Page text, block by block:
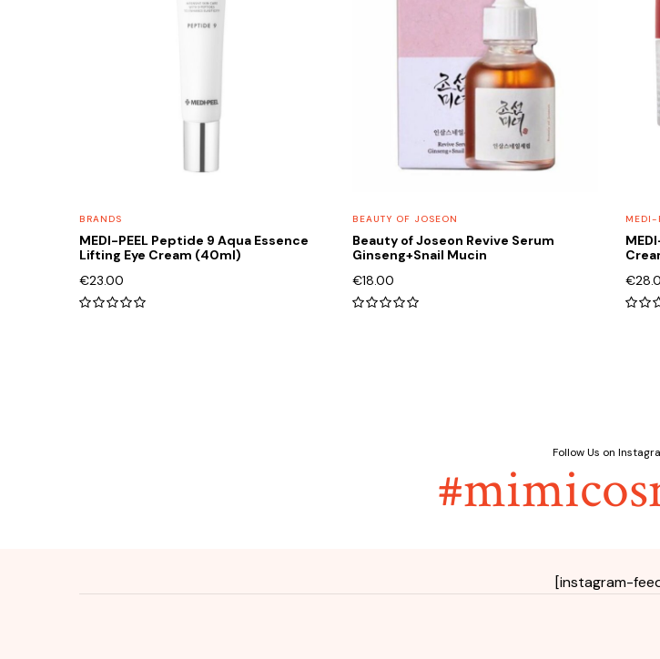
BRANDS
MEDI-PEEL Peptide 9 Aqua Essence
Lifting Eye Cream (40ml)
€23.00
BEAUTY OF JOSEON
Beauty of Joseon Revive Serum
Ginseng+Snail Mucin
€18.00
MEDI-
€
Follow Us on
[instagram-